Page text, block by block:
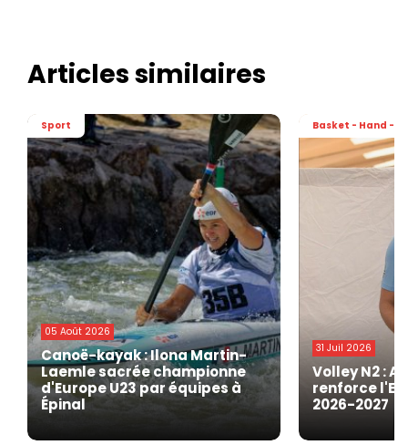
Articles similaires
Sport
05 Août 2026
Canoë-kayak : Ilona Martin-
Laemle sacrée championne
d'Europe U23 par équipes à
Épinal
Basket - Hand -
31 Juil 2026
Volley N2 :
renforce
2026-2027